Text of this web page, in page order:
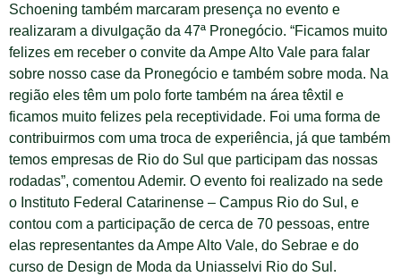
Schoening também marcaram presença no evento e
realizaram a divulgação da 47ª Pronegócio. “Ficamos muito
felizes em receber o convite da Ampe Alto Vale para falar
sobre nosso case da Pronegócio e também sobre moda. Na
região eles têm um polo forte também na área têxtil e
ficamos muito felizes pela receptividade. Foi uma forma de
contribuirmos com uma troca de experiência, já que também
temos empresas de Rio do Sul que participam das nossas
rodadas”, comentou Ademir. O evento foi realizado na sede
o Instituto Federal Catarinense – Campus Rio do Sul, e
contou com a participação de cerca de 70 pessoas, entre
elas representantes da Ampe Alto Vale, do Sebrae e do
curso de Design de Moda da Uniasselvi Rio do Sul.